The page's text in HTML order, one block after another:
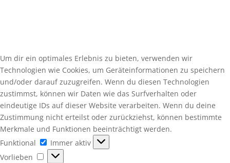
Um dir ein optimales Erlebnis zu bieten, verwenden wir
Technologien wie Cookies, um Geräteinformationen zu speichern
und/oder darauf zuzugreifen. Wenn du diesen Technologien
zustimmst, können wir Daten wie das Surfverhalten oder
eindeutige IDs auf dieser Website verarbeiten. Wenn du deine
Zustimmung nicht erteilst oder zurückziehst, können bestimmte
Merkmale und Funktionen beeinträchtigt werden.
Funktional
Funktional
Immer aktiv
Vorlieben
Vorlieben